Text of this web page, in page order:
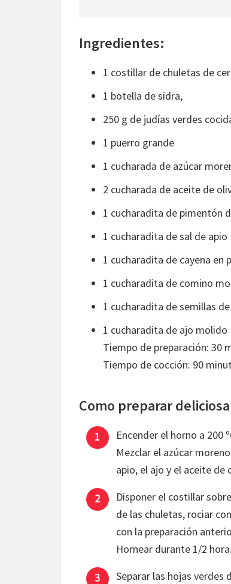
Ingredientes:
1 costillar de chuletas de
1 botella de sidra,
250 g de judías verdes
1 puerro grande
1 cucharada de azúcar
2 cucharada de aceite de
1 cucharadita de pimentón
1 cucharadita de sal de apio
1 cucharadita de cayena en
1 cucharadita de comino
1 cucharadita de semillas
1 cucharadita de ajo molido
Tiempo de preparación: 30
Tiempo de cocción: 90
Como preparar
Encender el horno a 200
Mezclar el azúcar
apio, el ajo y el aceite
Disponer el costillar
de las chuletas, rociar
con la preparación
Hornear durante 1/2 hora.
Separar las hojas verdes